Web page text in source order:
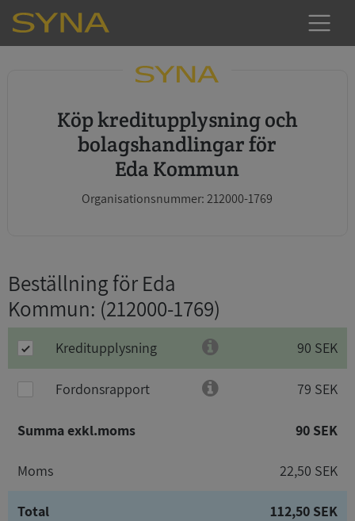
Köp kreditupplysning och
bolagshandlingar för
Eda Kommun
Organisationsnummer: 212000-1769
Beställning för Eda
Kommun: (212000-1769)
Kreditupplysning 90 SEK
Fordonsrapport 79 SEK
Summa exkl.moms 90 SEK
Moms 22,50 SEK
Total 112,50 SEK